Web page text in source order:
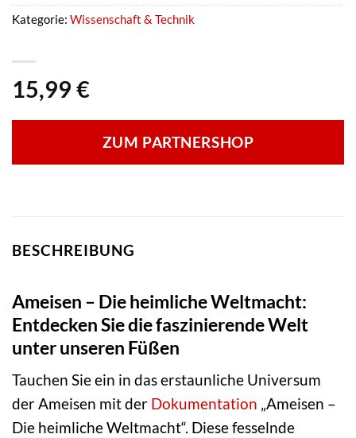
15,99 €
ZUM PARTNERSHOP
Kategorie: Wissenschaft & Technik
BESCHREIBUNG
Ameisen – Die heimliche Weltmacht:
Entdecken Sie die faszinierende Welt
unter unseren Füßen
Tauchen Sie ein in das erstaunliche Universum
der Ameisen mit der Dokumentation „Ameisen –
Die heimliche Weltmacht“. Diese fesselnde